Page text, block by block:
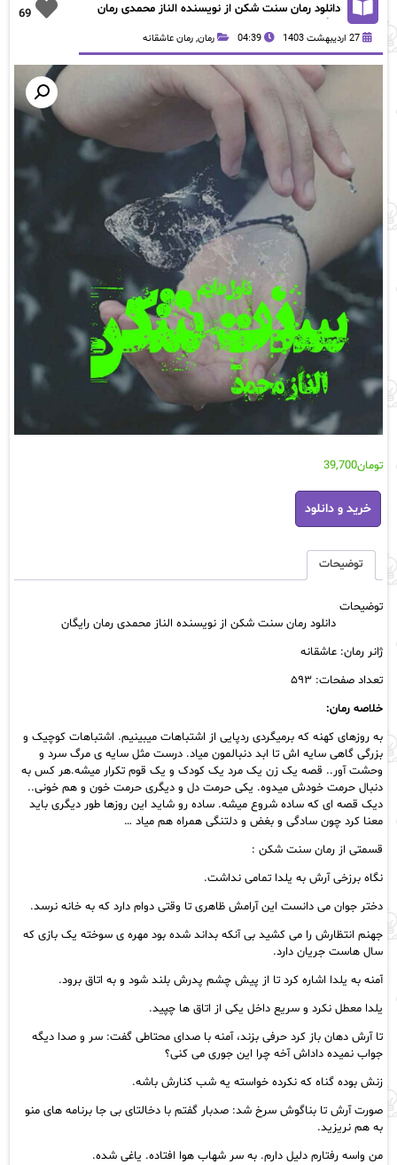
69
دانلود رمان سنت شکن از نویسنده الناز محمدی رمان
27 اردیبهشت 1403 04:39 رمان, رمان عاشقانه
تومان39,700
دانلود
رمان
سنت
نویسنده
محمدی
رایگان
عدد
خرید و دانلود
توضیحات
توضیحات
دانلود رمان سنت شکن از نویسنده الناز محمدی رمان رایگان
ژانر رمان: عاشقانه
تعداد صفحات: ۵۹۳
خلاصه رمان:
به روزهای کهنه که برمیگردی ردپایی از اشتباهات میبینیم. اشتباهات کوچیک و
بزرگی گاهی سایه اش تا ابد دنبالمون میاد. درست مثل سایه ی مرگ سرد و
وحشت آور.. قصه یک زن یک مرد یک کودک و یک قوم تکرار میشه.هر کس به
دنبال حرمت خودش میدوه‌. یکی حرمت دل و دیگری حرمت خون و هم خونی..
دیک قصه ای که ساده شروع میشه. ساده رو شاید این روزها طور دیگری باید
معنا کرد چون سادگی و بغض و دلتنگی همراه هم میاد …
قسمتی از رمان سنت شکن :
نگاه برزخی آرش به یلدا تمامی نداشت.
دختر جوان می دانست این آرامش ظاهری تا وقتی دوام دارد که به خانه نرسد.
جهنم انتظارش را می کشید بی آنکه بداند شده بود مهره ی سوخته یک بازی که
سال هاست جریان دارد.
آمنه به یلدا اشاره کرد تا از پیش چشم پدرش بلند شود و به اتاق برود.
یلدا معطل نکرد و سریع داخل یکی از اتاق ها چپید.
تا آرش دهان باز کرد حرفی بزند، آمنه با صدای محتاطی گفت: سر و صدا دیگه
جواب نمیده داداش آخه چرا این جوری می کنی؟
زنش بوده گناه که نکرده خواسته یه شب کنارش باشه.
صورت آرش تا بناگوش سرخ شد: صدبار گفتم با دخالتای بی جا برنامه های منو
به هم نریزید.
من واسه رفتارم دلیل دارم. به سر شهاب هوا افتاده. یاغی شده.